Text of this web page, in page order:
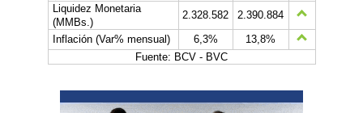
Liquidez Monetaria
(MMBs.)
2.328.582
2.390.884
Inflación (Var% mensual)
6,3%
13,8%
Fuente: BCV - BVC